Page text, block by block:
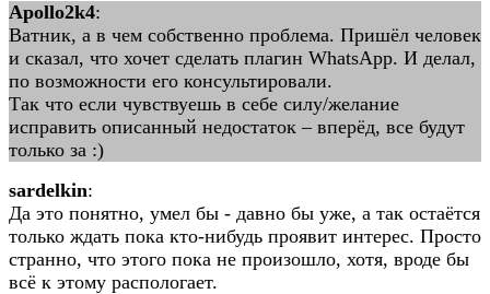
Apollo2k4:
Ватник, а в чем собственно проблема. Пришёл человек
и сказал, что хочет сделать плагин WhatsApp. И делал,
по возможности его консультировали.
Так что если чувствуешь в себе силу/желание
исправить описанный недостаток – вперёд, все будут
только за :)
sardelkin:
Да это понятно, умел бы - давно бы уже, а так остаётся
только ждать пока кто-нибудь проявит интерес. Просто
странно, что этого пока не произошло, хотя, вроде бы
всё к этому распологает.